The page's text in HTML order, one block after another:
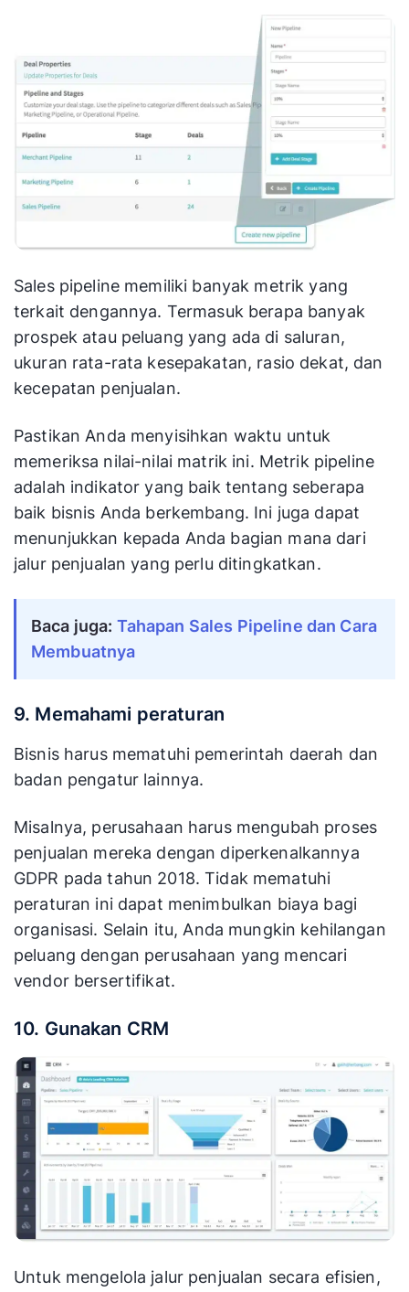
Sales pipeline memiliki banyak metrik yang
terkait dengannya. Termasuk berapa banyak
prospek atau peluang yang ada di saluran,
ukuran rata-rata kesepakatan, rasio dekat, dan
kecepatan penjualan.
Pastikan Anda menyisihkan waktu untuk
memeriksa nilai-nilai matrik ini. Metrik pipeline
adalah indikator yang baik tentang seberapa
baik bisnis Anda berkembang. Ini juga dapat
menunjukkan kepada Anda bagian mana dari
jalur penjualan yang perlu ditingkatkan.
Baca juga: Tahapan Sales Pipeline dan Cara
Membuatnya
9. Memahami peraturan
Bisnis harus mematuhi pemerintah daerah dan
badan pengatur lainnya.
Misalnya, perusahaan harus mengubah proses
penjualan mereka dengan diperkenalkannya
GDPR pada tahun 2018. Tidak mematuhi
peraturan ini dapat menimbulkan biaya bagi
organisasi. Selain itu, Anda mungkin kehilangan
peluang dengan perusahaan yang mencari
vendor bersertifikat.
10. Gunakan CRM
Untuk mengelola jalur penjualan secara efisien,